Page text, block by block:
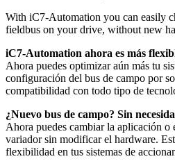
With iC7-Automation you can easily
fieldbus on your drive, without new
iC7-Automation ahora es más
Ahora puedes optimizar aún más tu
configuración del bus de campo por
compatibilidad con todo tipo de
¿Nuevo bus de campo? Sin
Ahora puedes cambiar la aplicación o
variador sin modificar el hardware.
flexibilidad en tus sistemas de